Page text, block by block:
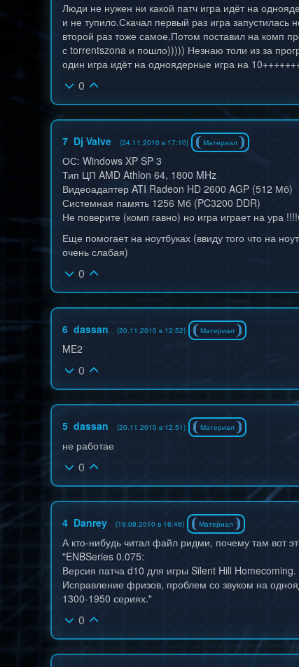
Люди не нужен ни какой патч игра идёт на
и не тупило.Скачал первый раз игра запустилась
второй раз тоже самое,Потом поставил на комп
с torrentszona и пошло))))) Незнаю толи из за
один игра идёт на одноядерные игра на
0
7 Dj Valve (24.11.2010 в 17:10) Материал
ОС: Windows XP SP 3
Тип ЦП AMD Athlon 64, 1800 MHz
Видеоадаптер ATI Radeon HD 2600 AGP (512 Мб)
Системная память 1256 Мб (PC3200 DDR)
Не поверите (комп гавно) но игра играет на ура
Еще помогает на ноутбуках (ввиду того что на
очень слабая)
0
6 dassan (20.11.2010 в 12:52) Материал
ME2
0
5 dassan (20.11.2010 в 12:51) Материал
не работае
0
4 Danrey (19.08.2010 в 16:46) Материал
А кто-нибудь читал файл ридми, почему там вот
"ENBSeries 0.075:
Версия патча d10 для игры Silent Hill Homecoming.
Исправление фризов, проблем со звуком на
1300-1950 сериях."
0